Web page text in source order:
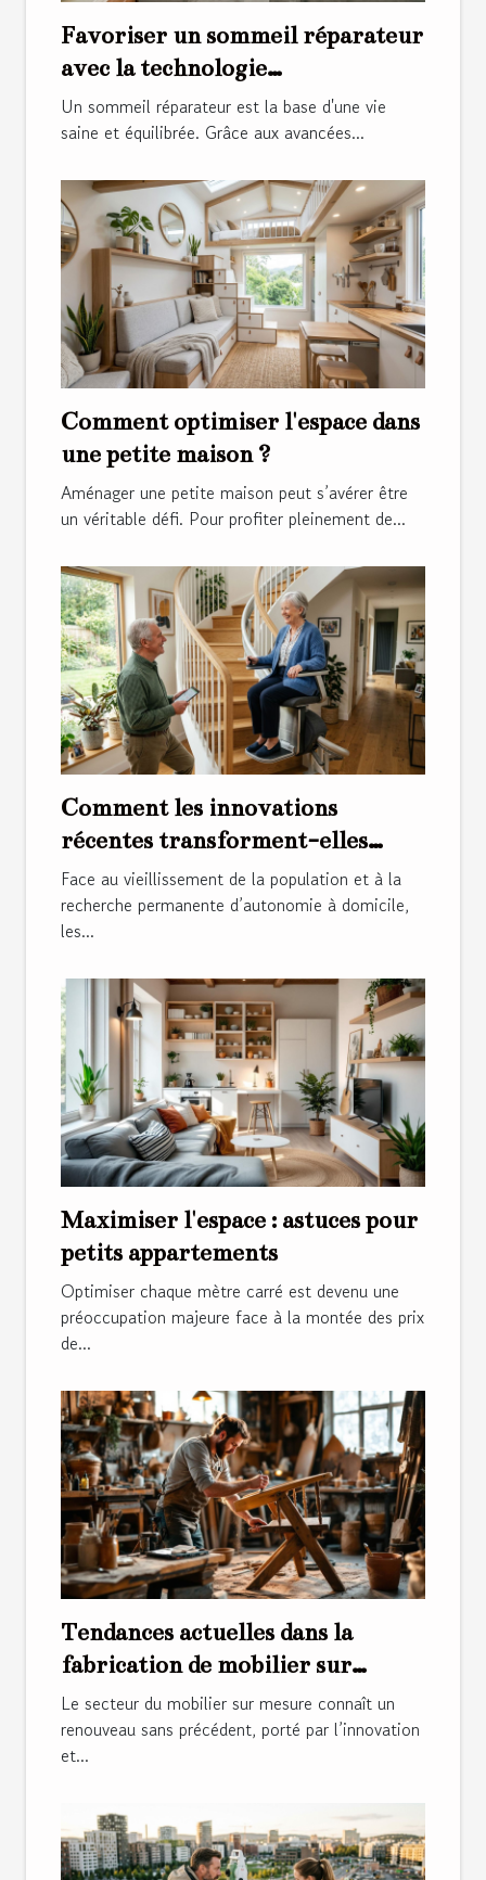
Favoriser un sommeil réparateur
avec la technologie
thermorégulatrice
Un sommeil réparateur est la base d'une vie
saine et équilibrée. Grâce aux avancées...
Comment optimiser l'espace dans
une petite maison ?
Aménager une petite maison peut s’avérer être
un véritable défi. Pour profiter pleinement de...
Comment les innovations
récentes transforment-elles
l'usage des monte-escaliers ?
Face au vieillissement de la population et à la
recherche permanente d’autonomie à domicile,
les...
Maximiser l'espace : astuces pour
petits appartements
Optimiser chaque mètre carré est devenu une
préoccupation majeure face à la montée des prix
de...
Tendances actuelles dans la
fabrication de mobilier sur
mesure
Le secteur du mobilier sur mesure connaît un
renouveau sans précédent, porté par l’innovation
et...